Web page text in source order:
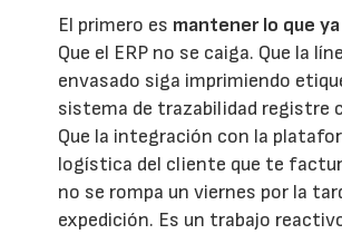
El primero es mantener lo que
Que el ERP no se caiga. Que la
envasado siga imprimiendo
sistema de trazabilidad registre
Que la integración con la
logística del cliente que te
no se rompa un viernes por la
expedición. Es un trabajo